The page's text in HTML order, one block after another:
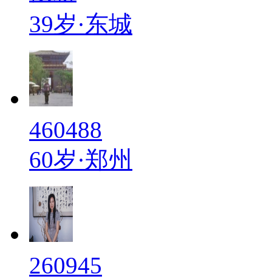
39岁·东城
460488
60岁·郑州
260945